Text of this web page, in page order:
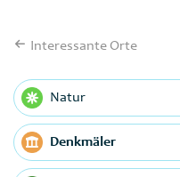
Interessante Orte
Natur
Denkmäler